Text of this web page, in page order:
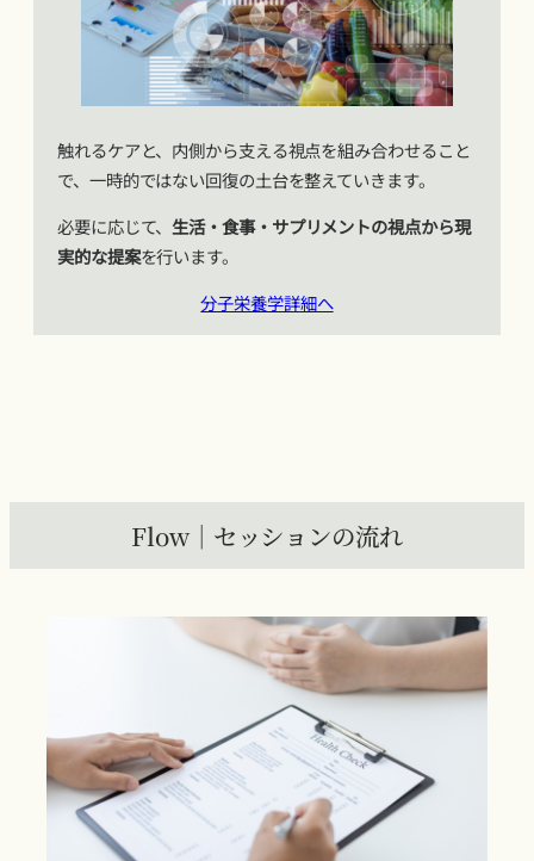
触れるケアと、内側から支える視点を組み合わせること
で、一時的ではない回復の土台を整えていきます。
必要に応じて、生活・食事・サプリメントの視点から現
実的な提案を行います。
分子栄養学詳細へ
Flow｜セッションの流れ